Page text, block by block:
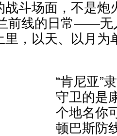
战斗场面，不是炮
前线的日常——无
里，以天、以月为
“肯尼亚”
守卫的是
个地名你
顿巴斯防